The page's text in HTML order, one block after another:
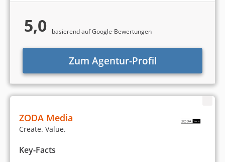
5,0 basierend auf Google-Bewertungen
Zum Agentur-Profil
ZODA Media
Create. Value.
Key-Facts